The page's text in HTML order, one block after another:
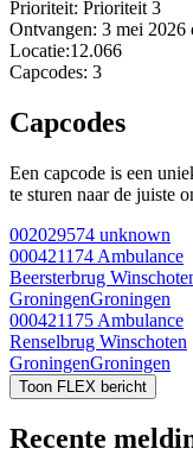
Prioriteit: Prioriteit 3
Ontvangen: 3 mei 2026
Locatie:12.066
Capcodes: 3
Capcodes
Een capcode is een
te sturen naar de juiste
002029574 unknown
000421174 Ambulance
Beersterbrug
GroningenGroningen
000421175 Ambulance
Renselbrug Winschoten
GroningenGroningen
Toon FLEX bericht
Recente